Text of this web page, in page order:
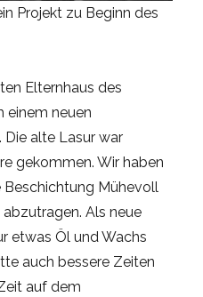
Projekt zu Beginn des
Elternhaus des
einem neuen
alte Lasur war
gekommen. Wir haben
Beschichtung Mühevoll
Als neue
etwas Öl und Wachs
auch bessere Zeiten
auf dem